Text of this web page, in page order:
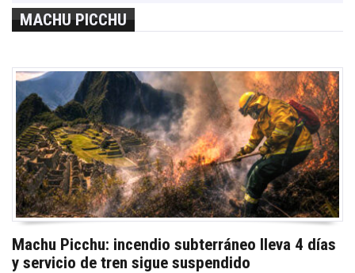
MACHU PICCHU
Machu Picchu: incendio subterráneo lleva 4 días
y servicio de tren sigue suspendido